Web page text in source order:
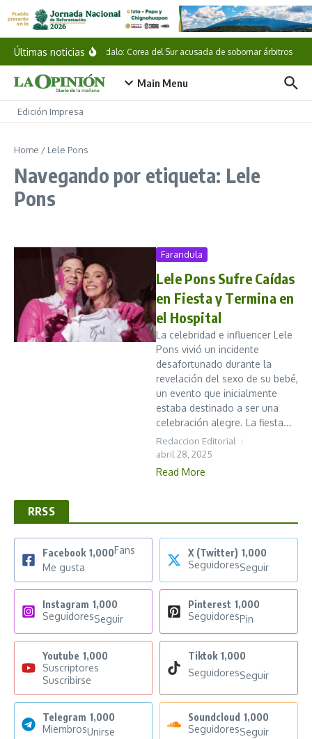
Saltar al contenido
Últimas noticiasEscándalo: Corea del Sur acusada de sobornar árbitros
Main Menu
Edición Impresa
Home / Lele Pons
Navegando por etiqueta: Lele
Pons
Farandula
Lele Pons Sufre Caídas
en Fiesta y Termina en
el Hospital
La celebridad e influencer Lele
Pons vivió un incidente
desafortunado durante la
revelación del sexo de su bebé,
un evento que inicialmente
estaba destinado a ser una
celebración alegre. La fiesta...
Redaccion Editorial
abril 28, 2025
Read More
RRSS
Facebook 1,000Fans
Me gusta
X (Twitter) 1,000
SeguidoresSeguir
Instagram 1,000
SeguidoresSeguir
Pinterest 1,000
SeguidoresPin
Youtube 1,000
Suscriptores
Suscribirse
Tiktok 1,000
SeguidoresSeguir
Telegram 1,000
MiembrosUnirse
Soundcloud 1,000
SeguidoresSeguir